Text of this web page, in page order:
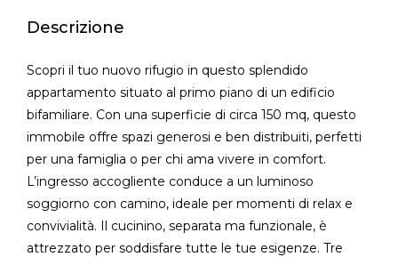
Descrizione
Scopri il tuo nuovo rifugio in questo splendido
appartamento situato al primo piano di un edificio
bifamiliare. Con una superficie di circa 150 mq, questo
immobile offre spazi generosi e ben distribuiti, perfetti
per una famiglia o per chi ama vivere in comfort.
L’ingresso accogliente conduce a un luminoso
soggiorno con camino, ideale per momenti di relax e
convivialità. Il cucinino, separata ma funzionale, è
attrezzato per soddisfare tutte le tue esigenze. Tre